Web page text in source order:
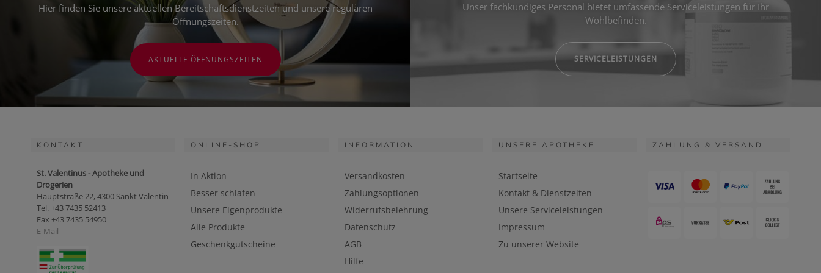
Hier finden Sie unsere aktuellen Bereitschaftsdienstzeiten und unsere regulären
Öffnungszeiten.
AKTUELLE ÖFFNUNGSZEITEN
Unser fachkundiges Personal bietet umfassende Serviceleistungen für Ihr
Wohlbefinden.
SERVICELEISTUNGEN
KONTAKT
St. Valentinus - Apotheke und
Drogerien
Hauptstraße 22, 4300 Sankt Valentin
Tel. +43 7435 52413
Fax +43 7435 54950
E-Mail
ONLINE-SHOP
In Aktion
Besser schlafen
Unsere Eigenprodukte
Alle Produkte
Geschenkgutscheine
INFORMATION
Versandkosten
Zahlungsoptionen
Widerrufsbelehrung
Datenschutz
AGB
Hilfe
UNSERE APOTHEKE
Startseite
Kontakt & Dienstzeiten
Unsere Serviceleistungen
Impressum
Zu unserer Website
ZAHLUNG & VERSAND